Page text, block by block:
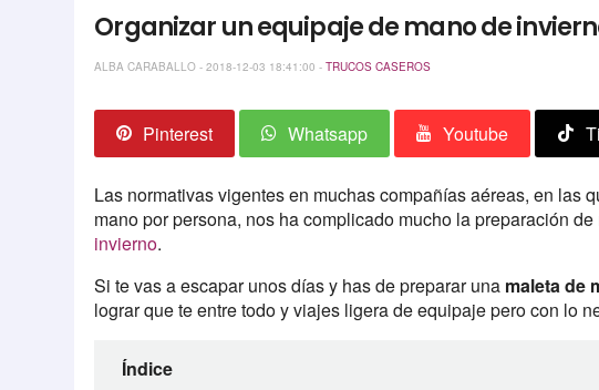
Organizar un equipaje de mano de
ALBA CARABALLO - 2018-12-03 18:41:00 -TRUCOS CASEROS
Pinterest Whatsapp Youtube
Las normativas vigentes en muchas compañías aéreas, en las
mano por persona, nos ha complicado mucho la preparación
invierno.
Si te vas a escapar unos días y has de preparar una maleta de
lograr que te entre todo y viajes ligera de equipaje pero con lo
Índice